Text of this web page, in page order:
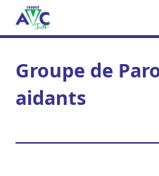
France AVC IdF
Responsables des
L’AVC
NOS MISSIONS
Groupe de
aidants